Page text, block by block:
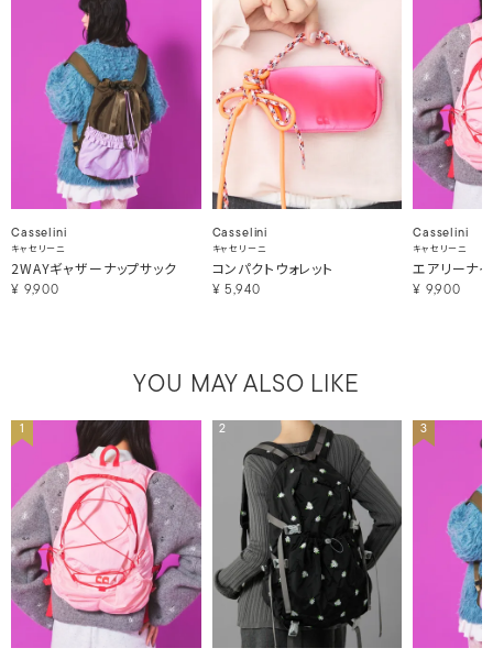
Casselini
キャセリーニ
2WAYギャザーナップサック
¥ 9,900
Casselini
キャセリーニ
コンパクトウォレット
¥ 5,940
Casselini
キャセリーニ
エアリーナ
¥ 9,900
YOU MAY ALSO LIKE
1 2 3